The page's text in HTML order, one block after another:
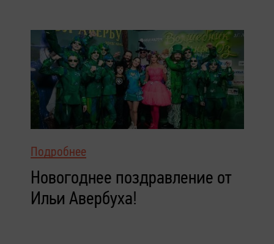
Подробнее
Новогоднее поздравление от
Ильи Авербуха!